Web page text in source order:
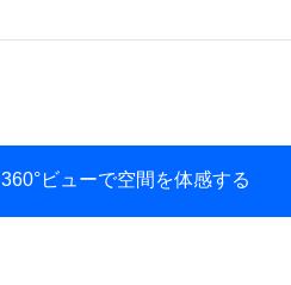
360°ビューで空間を体感する